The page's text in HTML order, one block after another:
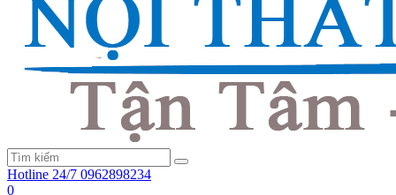
Hotline 24/7 0962898234
0